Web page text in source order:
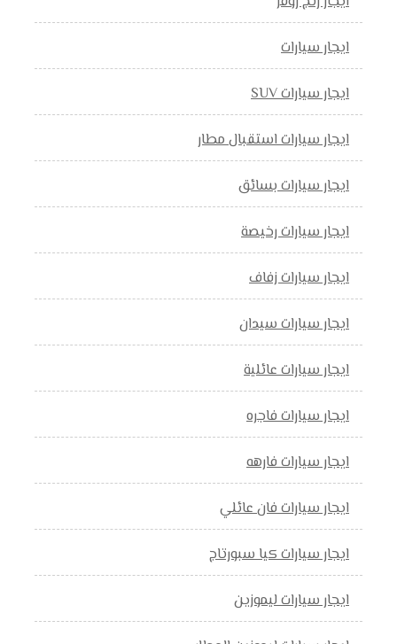
ايجار سيارات
ايجار سيارات SUV
ايجار سيارات استقبال مطار
ايجار سيارات بسائق
ايجار سيارات رخيصة
ايجار سيارات زفاف
ايجار سيارات سيدان
ايجار سيارات عائلية
ايجار سيارات فاجره
ايجار سيارات فارهه
ايجار سيارات فان عائلي
ايجار سيارات كيا سبورتاج
ايجار سيارات ليموزين